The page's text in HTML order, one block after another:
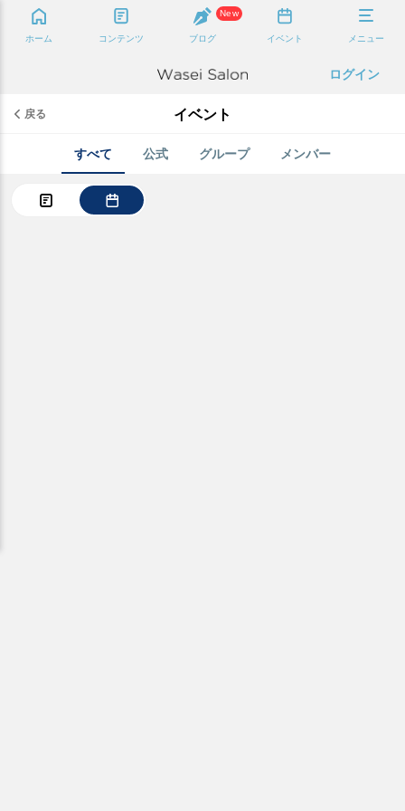
ホーム コンテンツ
New
ブログ イベント メニュー
ログイン
戻る イベント
すべて 公式 グループ メンバー